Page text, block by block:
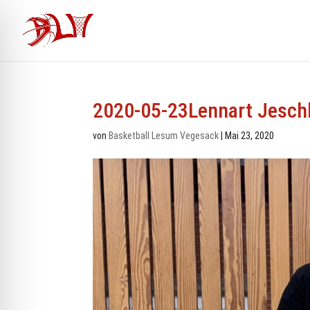
2020-05-23Lennart
von Basketball Lesum Vegesack Mai 23, 2020